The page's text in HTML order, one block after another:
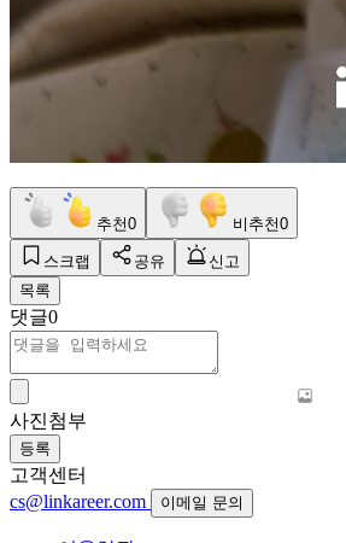
추천0 비추천0
스크랩 공유
신고
목록
댓글0
사진첨부
등록
고객센터
cs@linkareer.com
이메일 문의